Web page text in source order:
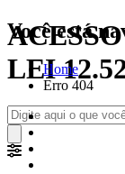
LEI
Você está
Home
Erro 404